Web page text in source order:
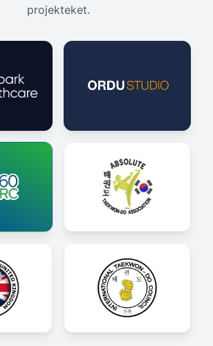
projekteket.